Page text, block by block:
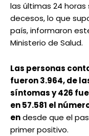
las últimas 24
decesos, lo que
país, informaron
Ministerio de Salud.
Las personas
fueron 3.964, de
síntomas y 426
en 57.581 el
endesde que el
primer positivo.